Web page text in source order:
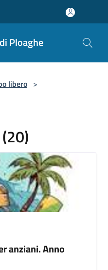
Ploaghe
libero >
anziani. Anno